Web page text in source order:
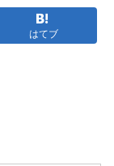
はてブ